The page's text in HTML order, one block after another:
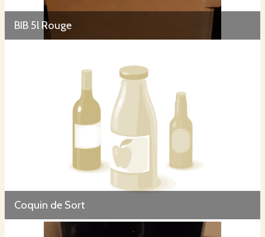
BIB 5l Rouge
Coquin de Sort